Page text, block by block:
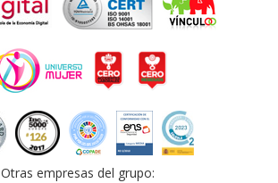
Otras empresas del grupo: